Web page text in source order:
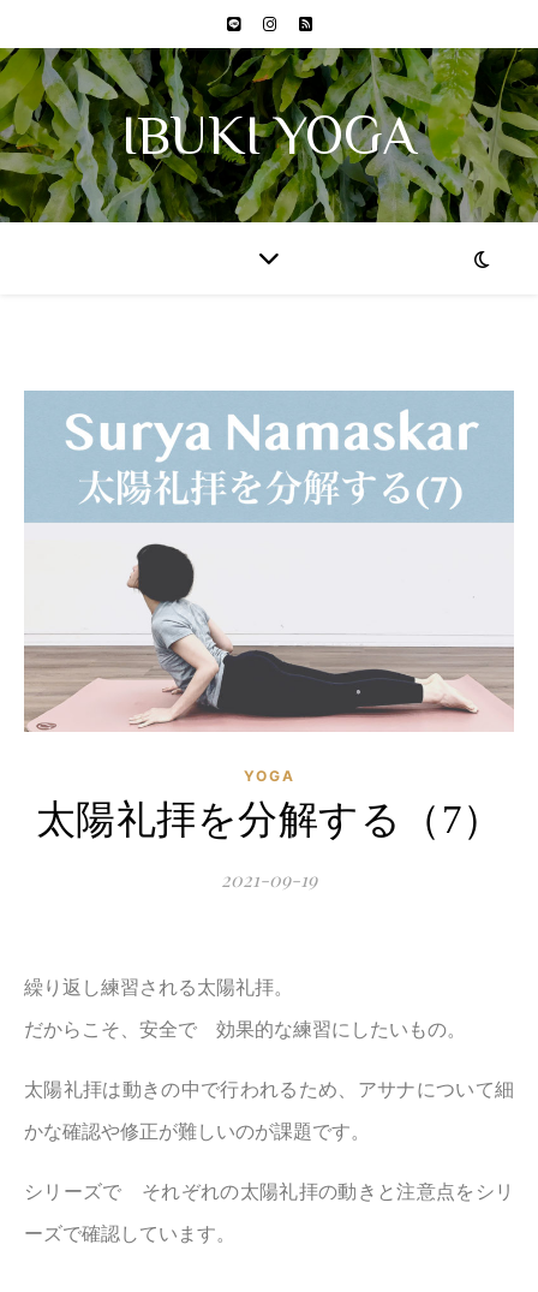
IBUKI YOGA
YOGA
太陽礼拝を分解する（7）
2021-09-19
繰り返し練習される太陽礼拝。
だからこそ、安全で 効果的な練習にしたいもの。
太陽礼拝は動きの中で行われるため、アサナについて細
かな確認や修正が難しいのが課題です。
シリーズで それぞれの太陽礼拝の動きと注意点をシリ
ーズで確認しています。